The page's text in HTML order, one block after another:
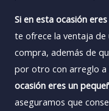
Si en esta ocasión
te ofrece la ventaja
compra, además de
por otro con arreglo a
ocasión eres un
aseguramos que